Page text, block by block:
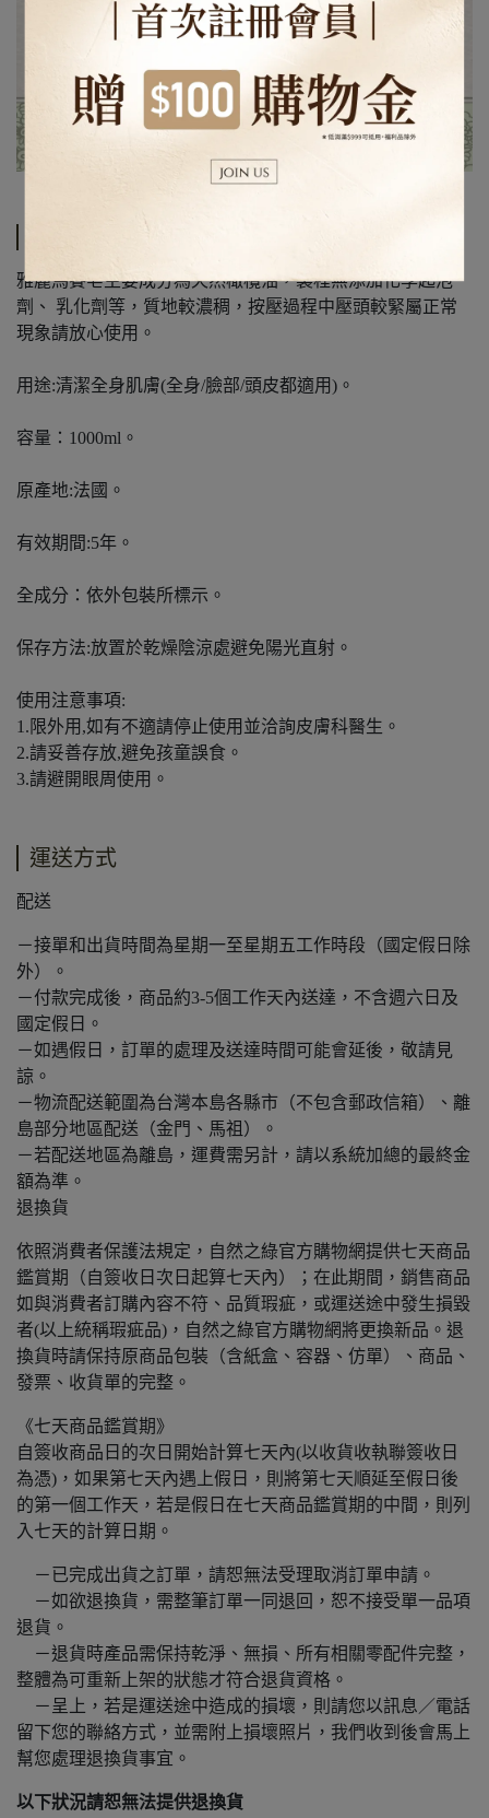
雅麗馬賽皂主要成分為天然橄欖油，製程無添加化學起泡
劑、 乳化劑等，質地較濃稠，按壓過程中壓頭較緊屬正常
現象請放心使用。
用途:清潔全身肌膚(全身/臉部/頭皮都適用)。
容量：1000ml。
原產地:法國。
​​​​​​​有效期間:5年。
全成分：依外包裝所標示。
保存方法:放置於乾燥陰涼處避免陽光直射。
使用注意事項:
1.限外用,如有不適請停止使用並洽詢皮膚科醫生。
2.請妥善存放,避免孩童誤食。
3.請避開眼周使用。
運送方式
配送
－接單和出貨時間為星期一至星期五工作時段（國定假日除
外）。
－付款完成後，商品約3-5個工作天內送達，不含週六日及
國定假日。
－如遇假日，訂單的處理及送達時間可能會延後，敬請見
諒。
－物流配送範圍為台灣本島各縣市（不包含郵政信箱）、離
島部分地區配送（金門、馬祖）。
－若配送地區為離島，運費需另計，請以系統加總的最終金
額為準。
退換貨
依照消費者保護法規定，自然之綠官方購物網提供七天商品
鑑賞期（自簽收日次日起算七天內）；在此期間，銷售商品
如與消費者訂購內容不符、品質瑕疵，或運送途中發生損毀
者(以上統稱瑕疵品)，自然之綠官方購物網將更換新品。退
換貨時請保持原商品包裝（含紙盒、容器、仿單）、商品、
發票、收貨單的完整。
《七天商品鑑賞期》
自簽收商品日的次日開始計算七天內(以收貨收執聯簽收日
為憑)，如果第七天內遇上假日，則將第七天順延至假日後
的第一個工作天，若是假日在七天商品鑑賞期的中間，則列
入七天的計算日期。
－已完成出貨之訂單，請恕無法受理取消訂單申請。
－如欲退換貨，需整筆訂單一同退回，恕不接受單一品項
退貨。
－退貨時產品需保持乾淨、無損、所有相關零配件完整，
整體為可重新上架的狀態才符合退貨資格。
－呈上，若是運送途中造成的損壞，則請您以訊息／電話
留下您的聯絡方式，並需附上損壞照片，我們收到後會馬上
幫您處理退換貨事宜。
以下狀況請恕無法提供退換貨